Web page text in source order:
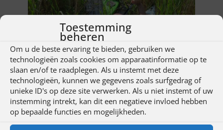
Toestemming
beheren
Om u de beste ervaring te bieden, gebruiken we
technologieën zoals cookies om apparaatinformatie op te
slaan en/of te raadplegen. Als u instemt met deze
technologieën, kunnen we gegevens zoals surfgedrag of
unieke ID's op deze site verwerken. Als u niet instemt of uw
instemming intrekt, kan dit een negatieve invloed hebben
op bepaalde functies en mogelijkheden.